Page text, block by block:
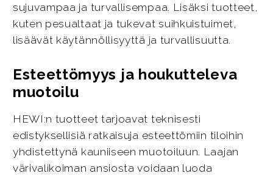
sujuvampaa ja turvallisempaa. Lisäksi tuotteet,
kuten pesualtaat ja tukevat suihkuistuimet,
lisäävät käytännöllisyyttä ja turvallisuutta.
Esteettömyys ja houkutteleva
muotoilu
HEWI:n tuotteet tarjoavat teknisesti
edistyksellisiä ratkaisuja esteettömiin tiloihin
yhdistettynä kauniiseen muotoiluun. Laajan
värivalikoiman ansiosta voidaan luoda